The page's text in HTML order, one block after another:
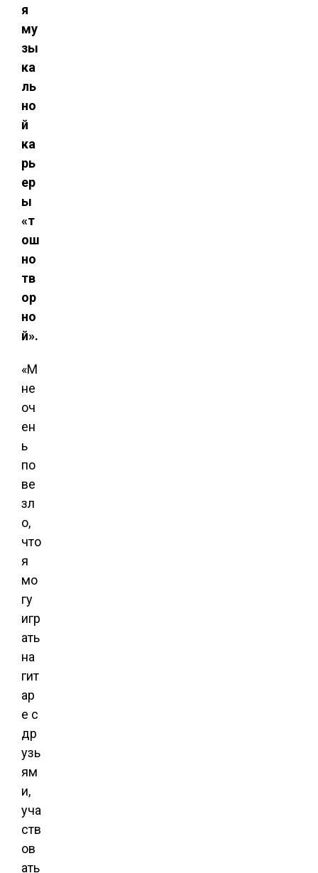
я
му
зы
ка
ль
но
й
ка
рь
ер
ы
«т
ош
но
тв
ор
но
й».
«М
не
оч
ен
ь
по
ве
зл
о,
что
я
мо
гу
игр
ать
на
гит
ар
е с
др
узь
ям
и,
уча
ств
ов
ать